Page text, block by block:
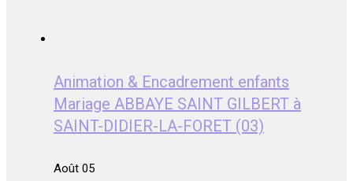
Animation & Encadrement enfants
Mariage ABBAYE SAINT GILBERT à
SAINT-DIDIER-LA-FORET (03)
Août 05